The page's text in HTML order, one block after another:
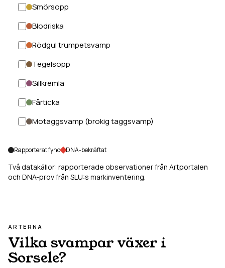
Smörsopp
Blodriska
Rödgul trumpetsvamp
Tegelsopp
Sillkremla
Fårticka
Motaggsvamp (brokig taggsvamp)
Rapporterat fynd DNA-bekräftat
Två datakällor: rapporterade observationer från Artportalen
och DNA-prov från SLU:s markinventering.
ARTERNA
Vilka svampar växer i
Sorsele?